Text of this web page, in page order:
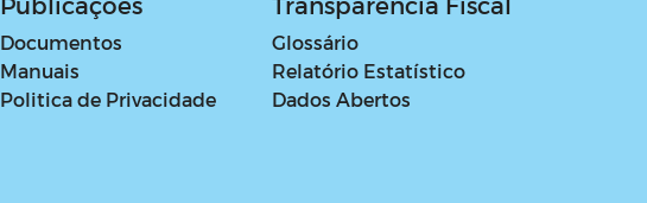
Documentos
Manuais
Politica de Privacidade
Glossário
Relatório Estatístico
Dados Abertos